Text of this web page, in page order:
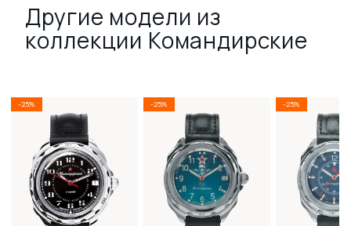
Другие модели из
коллекции Командирские
-25% -25% -25%